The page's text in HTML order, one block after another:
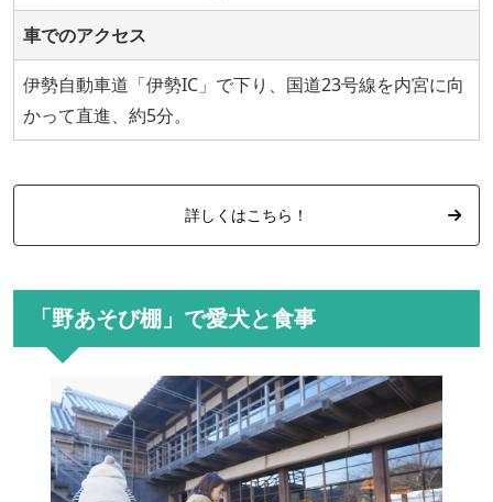
車でのアクセス
伊勢自動車道「伊勢IC」で下り、国道23号線を内宮に向
かって直進、約5分。
詳しくはこちら！
「野あそび棚」で愛犬と食事